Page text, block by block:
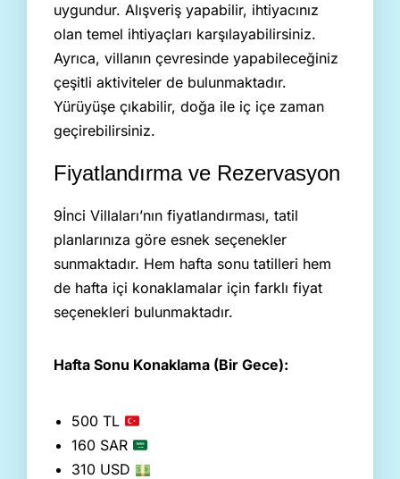
uygundur. Alışveriş yapabilir, ihtiyacınız
olan temel ihtiyaçları karşılayabilirsiniz.
Ayrıca, villanın çevresinde yapabileceğiniz
çeşitli aktiviteler de bulunmaktadır.
Yürüyüşe çıkabilir, doğa ile iç içe zaman
geçirebilirsiniz.
Fiyatlandırma ve Rezervasyon
9İnci Villaları’nın fiyatlandırması, tatil
planlarınıza göre esnek seçenekler
sunmaktadır. Hem hafta sonu tatilleri hem
de hafta içi konaklamalar için farklı fiyat
seçenekleri bulunmaktadır.
Hafta Sonu Konaklama (Bir Gece):
500 TL
160 SAR
310 USD